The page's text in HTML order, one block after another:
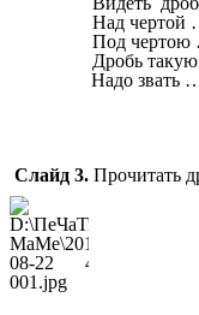
Над чертой …
Под чертою …
Дробь такую
Надо звать …
Слайд 3. Прочитать